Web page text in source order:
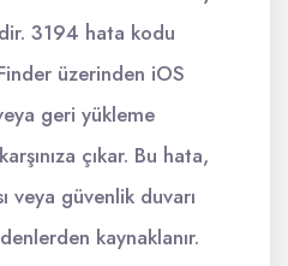
3194 hata kodu
üzerinden iOS
geri yükleme
çıkar. Bu hata,
veya güvenlik duvarı
kaynaklanır.